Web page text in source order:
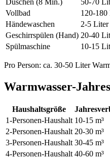
Vollbad
120-180
Händewaschen
2-5 Liter
Geschirrspülen (Hand) 20-40
Spülmaschine
10-15
Pro Person: ca. 30-50 Liter
Warmwasser-
Haushaltsgröße
1-Personen-Haushalt 10-15 m³
2-Personen-Haushalt 20-30 m³
3-Personen-Haushalt 30-45 m³
4-Personen-Haushalt 40-60 m³